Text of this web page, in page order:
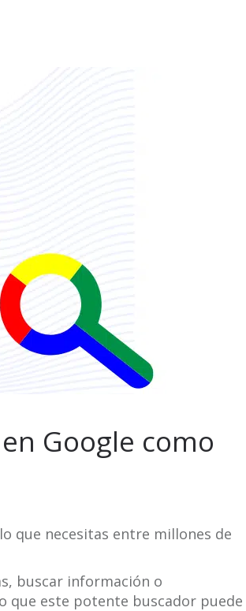
Google como
que necesitas entre millones de
buscar información o
que este potente buscador puede